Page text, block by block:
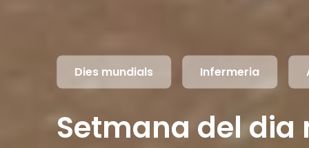
Dies mundials Infermeria
Setmana del